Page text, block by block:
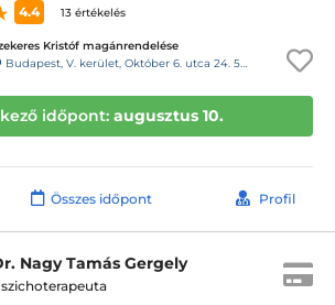
4.4
13 értékelés
Kristóf magánrendelése
Budapest, V. kerület, Október 6. utca 24. 54-es kapucsengő
időpont: augusztus 10.
Összes időpont Profil
Nagy Tamás Gergely